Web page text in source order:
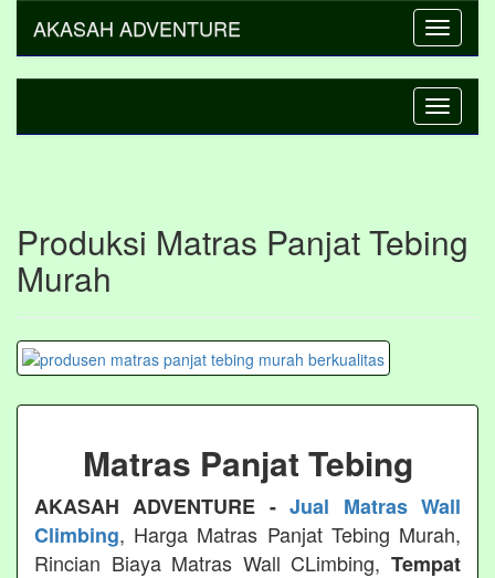
Toggle
AKASAH ADVENTURE
Toggle
Produksi Matras Panjat Tebing
Murah
Matras Panjat Tebing
AKASAH ADVENTURE -Jual Matras Wall
Climbing, Harga Matras Panjat Tebing Murah,
Rincian Biaya Matras Wall CLimbing, Tempat